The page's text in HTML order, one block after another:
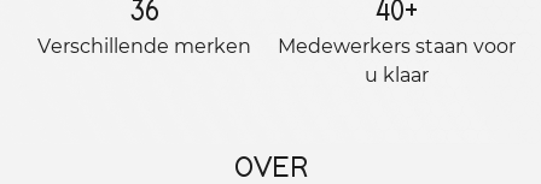
36
Verschillende merken
40+
Medewerkers staan ​​voor
u klaar
OVER